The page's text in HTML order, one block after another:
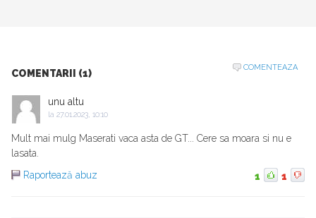
COMENTARII (1)
COMENTEAZA
unu altu
la 27.01.2023, 10:10
Mult mai mulg Maserati vaca asta de GT... Cere sa moara si nu e
lasata.
Raportează abuz
1 1